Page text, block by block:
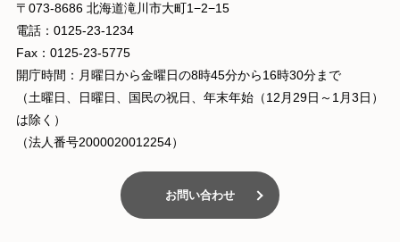
〒073-8686 北海道滝川市大町1−2−15
電話：0125-23-1234
Fax：0125-23-5775
開庁時間：月曜日から金曜日の8時45分から16時30分まで
（土曜日、日曜日、国民の祝日、年末年始（12月29日～1月3日）
は除く）
（法人番号2000020012254）
お問い合わせ